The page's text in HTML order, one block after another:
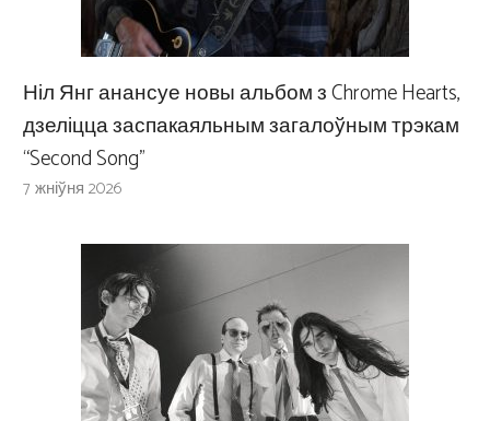
Ніл Янг анансуе новы альбом з Chrome Hearts,
дзеліцца заспакаяльным загалоўным трэкам
“Second Song”
7 жніўня 2026